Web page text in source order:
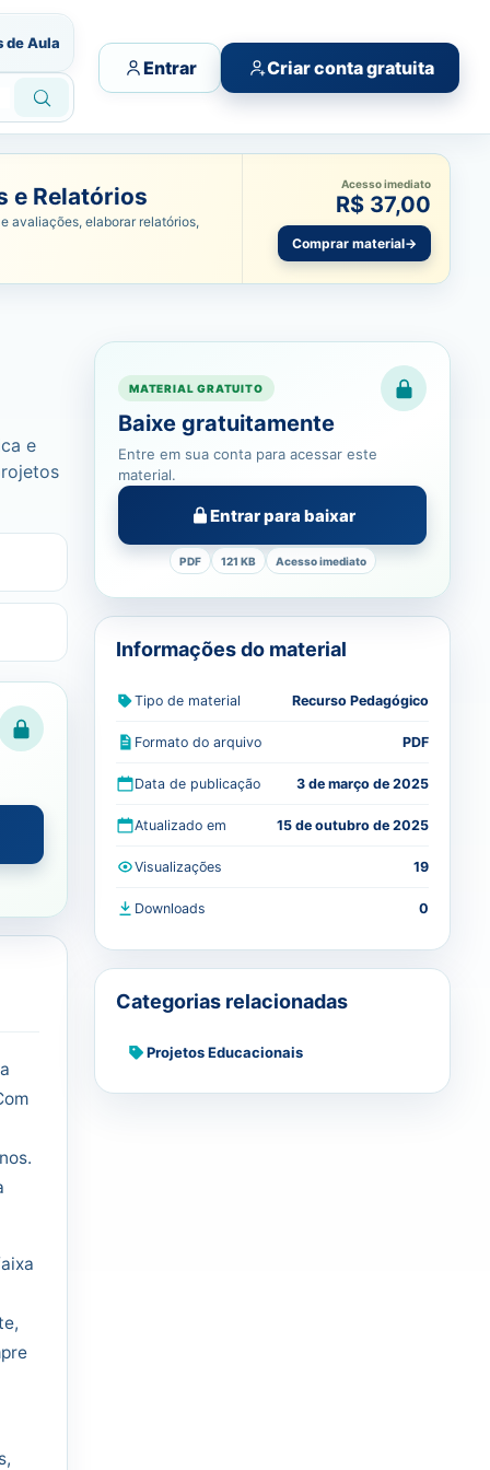
de Aula
Entrar Criar conta gratuita
e Relatórios
avaliações, elaborar relatórios,
Acesso imediato
R$ 37,00
Comprar material→
e
MATERIAL GRATUITO
Baixe gratuitamente
Entre em sua conta para acessar este
material.
Entrar para baixar
PDF 121 KB Acesso imediato
Informações do material
Tipo de material Recurso Pedagógico
Formato do arquivo PDF
Data de publicação 3 de março de 2025
Atualizado em 15 de outubro de 2025
Visualizações 19
Downloads 0
Categorias relacionadas
Projetos Educacionais